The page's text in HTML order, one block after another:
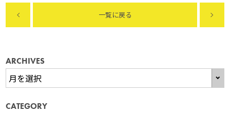
一覧に戻る
ARCHIVES
CATEGORY